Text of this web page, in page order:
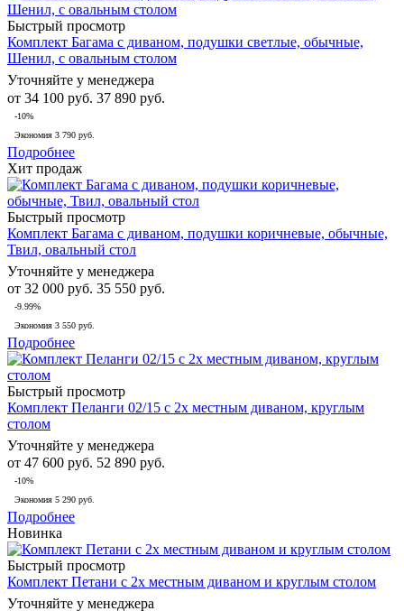
Быстрый просмотр
Комплект Багама с диваном, подушки светлые, обычные,
Шенил, с овальным столом
Уточняйте у менеджера
от 34 100 руб. 37 890 руб.
-10%
Экономия 3 790 руб.
Подробнее
Хит продаж
Быстрый просмотр
Комплект Багама с диваном, подушки коричневые, обычные,
Твил, овальный стол
Уточняйте у менеджера
от 32 000 руб. 35 550 руб.
-9.99%
Экономия 3 550 руб.
Подробнее
Быстрый просмотр
Комплект Пеланги 02/15 с 2х местным диваном, круглым
столом
Уточняйте у менеджера
от 47 600 руб. 52 890 руб.
-10%
Экономия 5 290 руб.
Подробнее
Новинка
Быстрый просмотр
Комплект Петани с 2х местным диваном и круглым столом
Уточняйте у менеджера